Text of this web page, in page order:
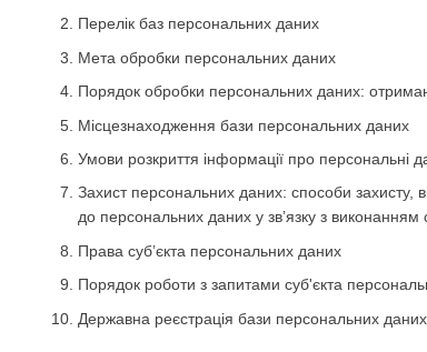
Перелік баз персональних даних
Мета обробки персональних даних
Порядок обробки персональних даних:
Місцезнаходження бази персональних даних
Умови розкриття інформації про персональні
Захист персональних даних: способи захисту,
до персональних даних у зв’язку з виконанням
Права суб’єкта персональних даних
Порядок роботи з запитами суб'єкта
Державна реєстрація бази персональних даних